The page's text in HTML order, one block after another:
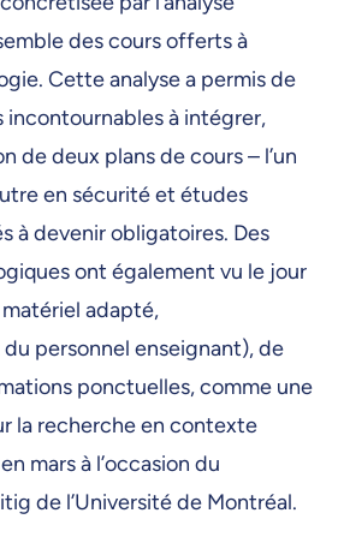
des cours offerts à
Cette analyse a permis de
incontournables à intégrer,
de deux plans de cours – l’un
en sécurité et études
à devenir obligatoires. Des
ont également vu le jour
adapté,
personnel enseignant), de
ponctuelles, comme une
la recherche en contexte
mars à l’occasion du
de l’Université de Montréal.